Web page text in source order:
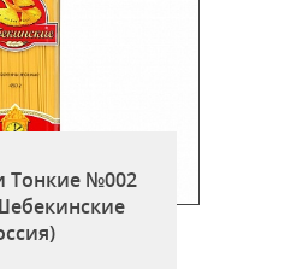
Тонкие №002